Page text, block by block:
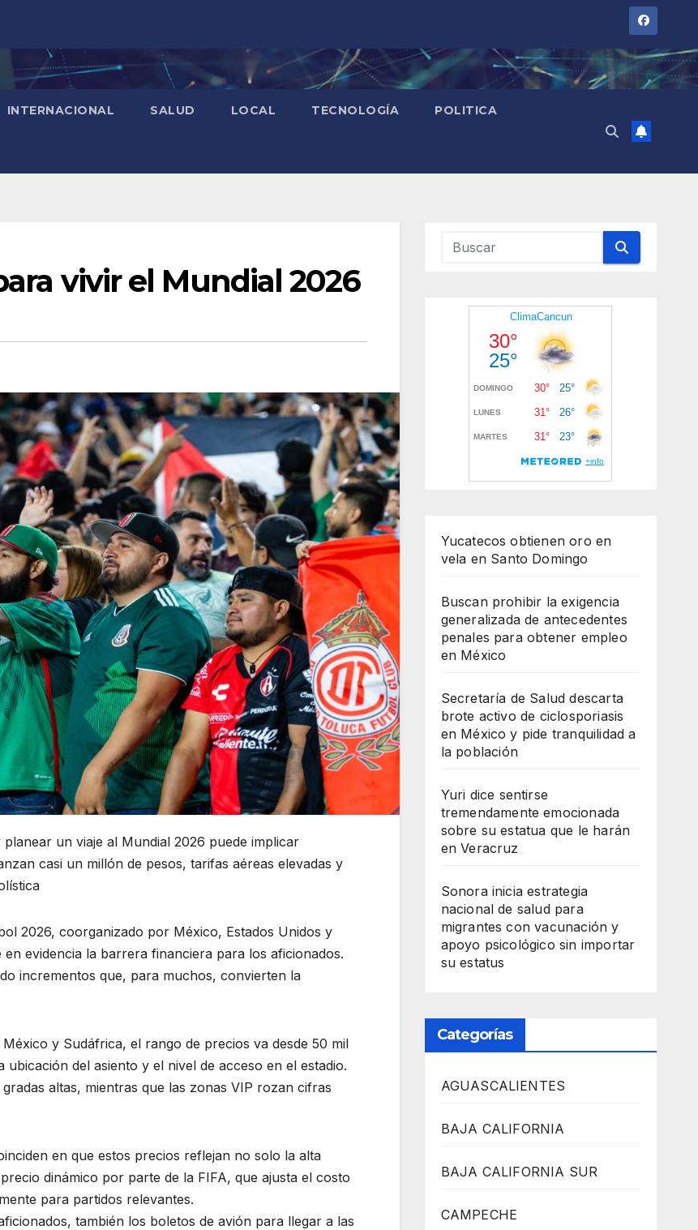
INTERNACIONAL SALUD LOCAL TECNOLOGÍA POLITICA
vivir el Mundial 2026
un viaje al Mundial 2026 puede implicar
casi un millón de pesos, tarifas aéreas elevadas y
2026, coorganizado por México, Estados Unidos y
evidencia la barrera financiera para los aficionados.
incrementos que, para muchos, convierten la
y Sudáfrica, el rango de precios va desde 50 mil
del asiento y el nivel de acceso en el estadio.
altas, mientras que las zonas VIP rozan cifras
en que estos precios reflejan no solo la alta
dinámico por parte de la FIFA, que ajusta el costo
para partidos relevantes.
también los boletos de avión para llegar a las
Yucatecos obtienen oro en
vela en Santo Domingo
Buscan prohibir la exigencia
generalizada de antecedentes
penales para obtener empleo
en México
Secretaría de Salud descarta
brote activo de ciclosporiasis
en México y pide tranquilidad a
la población
Yuri dice sentirse
tremendamente emocionada
sobre su estatua que le harán
en Veracruz
Sonora inicia estrategia
nacional de salud para
migrantes con vacunación y
apoyo psicológico sin importar
su estatus
Categorías
AGUASCALIENTES
BAJA CALIFORNIA
BAJA CALIFORNIA SUR
CAMPECHE